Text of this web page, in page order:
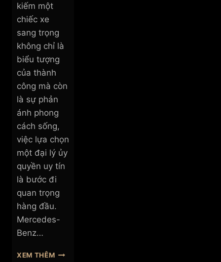
kiếm một
chiếc xe
sang trọng
không chỉ là
biểu tượng
của thành
công mà còn
là sự phản
ánh phong
cách sống,
việc lựa chọn
một đại lý ủy
quyền uy tín
là bước đi
quan trọng
hàng đầu.
Mercedes-
Benz…
XEM THÊMSHOWROOM